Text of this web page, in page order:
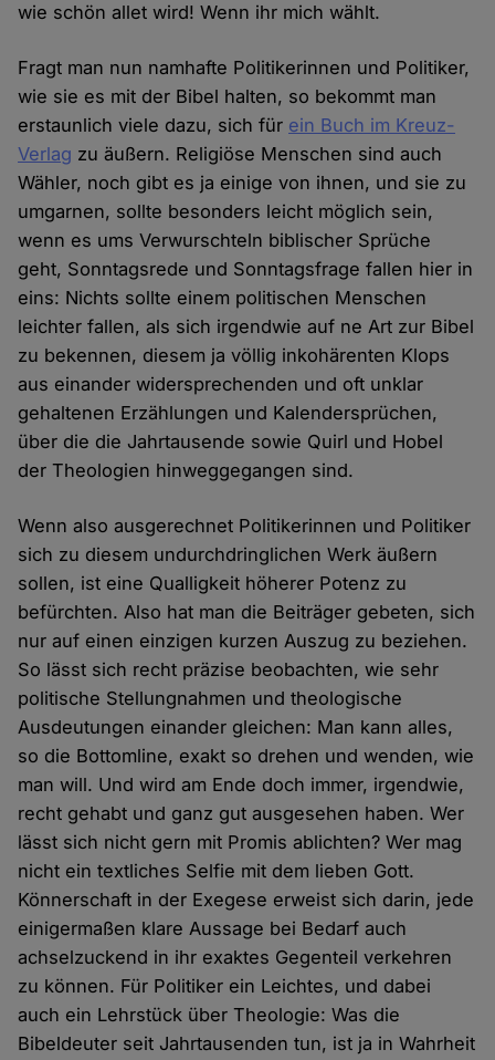
wie schön allet wird! Wenn ihr mich wählt.
Fragt man nun namhafte Politikerinnen und Politiker,
wie sie es mit der Bibel halten, so bekommt man
erstaunlich viele dazu, sich für ein Buch im Kreuz-
Verlag zu äußern. Religiöse Menschen sind auch
Wähler, noch gibt es ja einige von ihnen, und sie zu
umgarnen, sollte besonders leicht möglich sein,
wenn es ums Verwurschteln biblischer Sprüche
geht, Sonntagsrede und Sonntagsfrage fallen hier in
eins: Nichts sollte einem politischen Menschen
leichter fallen, als sich irgendwie auf ne Art zur Bibel
zu bekennen, diesem ja völlig inkohärenten Klops
aus einander widersprechenden und oft unklar
gehaltenen Erzählungen und Kalendersprüchen,
über die die Jahrtausende sowie Quirl und Hobel
der Theologien hinweggegangen sind.
Wenn also ausgerechnet Politikerinnen und Politiker
sich zu diesem undurchdringlichen Werk äußern
sollen, ist eine Qualligkeit höherer Potenz zu
befürchten. Also hat man die Beiträger gebeten, sich
nur auf einen einzigen kurzen Auszug zu beziehen.
So lässt sich recht präzise beobachten, wie sehr
politische Stellungnahmen und theologische
Ausdeutungen einander gleichen: Man kann alles,
so die Bottomline, exakt so drehen und wenden, wie
man will. Und wird am Ende doch immer, irgendwie,
recht gehabt und ganz gut ausgesehen haben. Wer
lässt sich nicht gern mit Promis ablichten? Wer mag
nicht ein textliches Selfie mit dem lieben Gott.
Könnerschaft in der Exegese erweist sich darin, jede
einigermaßen klare Aussage bei Bedarf auch
achselzuckend in ihr exaktes Gegenteil verkehren
zu können. Für Politiker ein Leichtes, und dabei
auch ein Lehrstück über Theologie: Was die
Bibeldeuter seit Jahrtausenden tun, ist ja in Wahrheit